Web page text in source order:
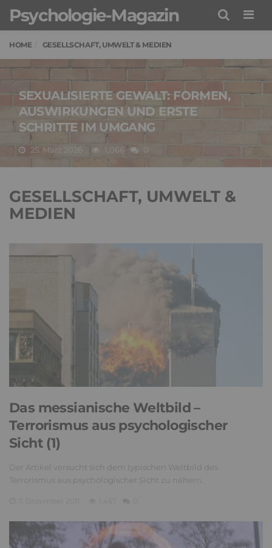
Psychologie-Magazin
HOME GESELLSCHAFT, UMWELT & MEDIEN
SEXUALISIERTE GEWALT: FORMEN,
AUSWIRKUNGEN UND ERSTE
SCHRITTE IM UMGANG
25. März 2026 1,066 0
GESELLSCHAFT, UMWELT &
MEDIEN
Das messianische Weltbild –
Terrorismus aus psychologischer
Sicht (1)
Der Artikel versucht sich dem typischen Weltbild des
Terrorismus aus psychologischer Sicht zu nähern.